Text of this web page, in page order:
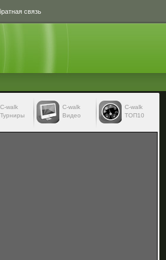
связь
С-walk
Турниры
С-walk
Видео
C-walk
ТОП10